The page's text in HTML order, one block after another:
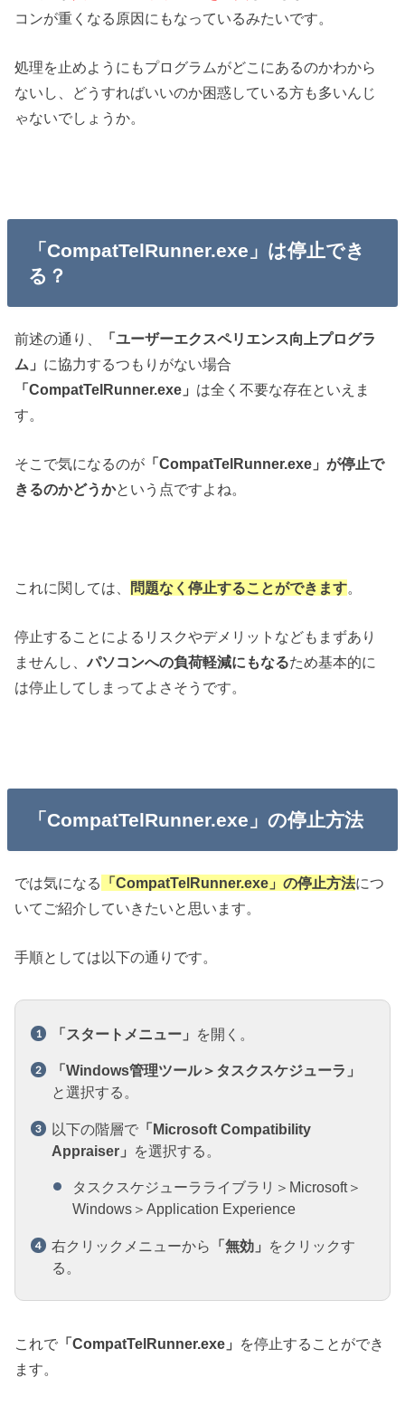
コンが重くなる原因にもなっているみたいです。
処理を止めようにもプログラムがどこにあるのかわから
ないし、どうすればいいのか困惑している方も多いんじ
ゃないでしょうか。
「CompatTelRunner.exe」は停止でき
る？
前述の通り、
「ユーザーエクスペリエンス向上プログラ
ム」 に協力するつもりがない場合
「CompatTelRunner.exe」 は全く不要な存在といえま
す。
そこで気になるのが 「CompatTelRunner.exe」が停止で
きるのかどうかという点ですよね。
これに関しては、 問題なく停止することができます。
停止することによるリスクやデメリットなどもまずあり
ませんし、パソコンへの負荷軽減にもなるため基本的に
は停止してしまってよさそうです。
「CompatTelRunner.exe」の停止方法
では気になる 「CompatTelRunner.exe」の停止方法につ
いてご紹介していきたいと思います。
手順としては以下の通りです。
「スタートメニュー」 を開く。
「Windows管理ツール＞タスクスケジューラ」
と選択する。
以下の階層で 「Microsoft Compatibility
Appraiser」
を選択する。
タスクスケジューラライブラリ＞Microsoft＞
Windows＞Application Experience
右クリックメニューから 「無効」
をクリックす
る。
これで 「CompatTelRunner.exe」 を停止することができ
ます。